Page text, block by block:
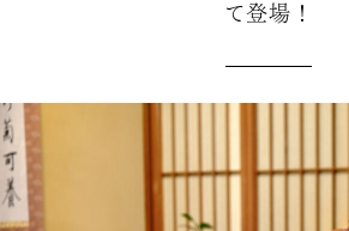
て登場！